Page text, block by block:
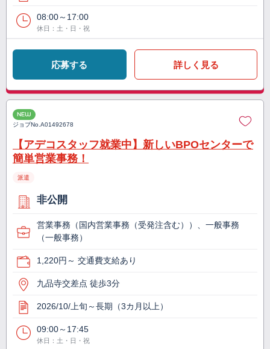
08:00～17:00
休日：土・日・祝
応募する 詳しく見る
NEW
ジョブNo.A01492678
【アデコスタッフ就業中】新しいBPOセンターで
簡単営業事務！
派遣
非公開
営業事務（国内営業事務（受発注含む））、一般事務
（一般事務）
1,220円～ 交通費支給あり
九品寺交差点 徒歩3分
2026/10/上旬～長期（3カ月以上）
09:00～17:45
休日：土・日・祝